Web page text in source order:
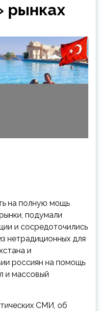
рынках
на полную мощь
подумали
и сосредоточились
нетрадиционных для
и
россиян на помощь
и массовый
СМИ, об